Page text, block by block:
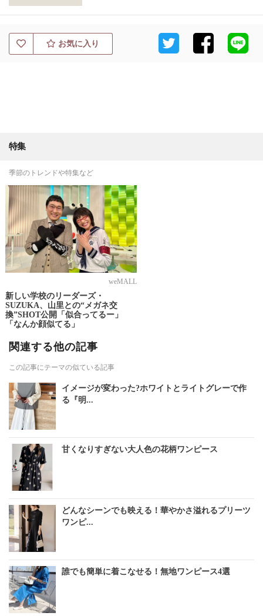
お気に入り
特集
季節のトレンドや特集など
weMALL
新しい学校のリーダーズ・
SUZUKA、山里との“メガネ交
換”SHOT公開「似合ってるー」
「なんか顔似てる」
関連する他の記事
この記事にテーマの似ている記事
イメージが変わった?ホワイトとライトグレーで作
る『明...
甘くなりすぎない大人色の花柄ワンピース
どんなシーンでも映える！華やかさ溢れるプリーツ
ワンピ...
誰でも簡単に着こなせる！無地ワンピース4選